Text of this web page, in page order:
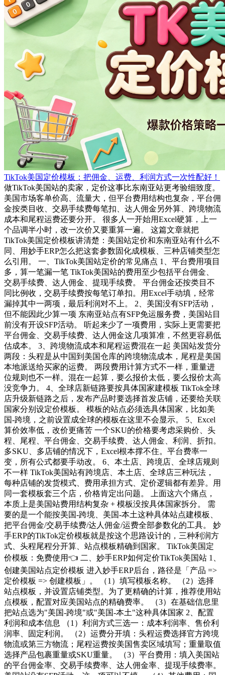
TikTok美国定价模板：把佣金、运费、利润方式一次性配好！
做TikTok美国站的卖家，定价这事比东南亚站更考验细致度。
美国市场客单价高、流量大，但平台费用结构也复杂，平台佣
金按类目收、交易手续费每笔扣、达人佣金另外算、跨境物流
成本和尾程运费还要分开。 很多人一开始用Excel硬算，上一
个品调半小时，改一次价又要重算一遍。 这篇文章就把
TikTok美国定价模板讲清楚：美国站定价和东南亚站有什么不
同、用妙手ERP怎么把这套参数固化成模板、三种店铺类型怎
么引用。 一、TikTok美国站定价的常见痛点 1、平台费用项目
多，算一笔漏一笔 TikTok美国站的费用至少包括平台佣金、
交易手续费、达人佣金、提现手续费。 平台佣金还按类目不
同比例收，交易手续费按每笔订单扣。用Excel手动填，经常
漏掉其中一两项，最后利润对不上。 2、美国没有SFP活动，
但不能因此少算一项 东南亚站点有SFP免运服务费，美国站目
前没有开设SFP活动。 听起来少了一项费用，实际上更需要把
平台佣金、交易手续费、达人佣金这几项算准，不然更容易低
估成本。 3、跨境物流成本和尾程运费混在一起 美国站发货分
两段：头程是从中国到美国仓库的跨境物流成本，尾程是美国
本地派送给买家的运费。 两段费用计算方式不一样，重量进
位规则也不一样。混在一起算，要么报价太低，要么报价太高
没竞争力。 4、全球店新链路要按具体国家建模板 TikTok全球
店升级新链路之后，发布产品时要选择首发店铺，还要给关联
国家分别设定价模板。 模板的站点必须选具体国家，比如美
国-跨境，之前设置成全球的模板在这里不会显示。 5、Excel
算价效率低，改价更痛苦 一个SKU的价格要考虑采购价、头
程、尾程、平台佣金、交易手续费、达人佣金、利润、折扣。
多SKU、多店铺的情况下，Excel根本撑不住。平台费率一
变，所有公式都要手动改。 6、本土店、跨境店、全球店规则
不一样 TikTok美国站有跨境店、本土店、全球店三种玩法，
每种店铺的发货模式、费用承担方式、定价逻辑都有差异。用
同一套模板套三个店，价格肯定出问题。 上面这六个痛点，
本质上是美国站费用结构复杂 + 模板没按具体国家拆分。 需
要的是一个能按美国-跨境、美国-本土这种具体站点建模板、
把平台佣金/交易手续费/达人佣金/运费全部参数化的工具。 妙
手ERP的TikTok定价模板就是按这个思路设计的，三种利润方
式、头程尾程分开算、站点模板精确到国家。 TikTok美国定
价模板：免费使用👈 二、妙手ERP如何定价TikTok美国站 1、
创建美国站点定价模板 进入妙手ERP后台，路径是「产品 =>
定价模板 => 创建模板」。 （1）填写模板名称。 （2）选择
站点模板，并设置店铺类型。为了更精确的计算，推荐使用站
点模板，配置对应美国站点的精确费率。 （3）在基础信息里
把站点选为"美国-跨境"或"美国-本土"这种具体国家 2、配置
利润和成本信息 （1）利润方式三选一：成本利润率、售价利
润率、固定利润。 （2）运费分开填：头程运费选择官方跨境
物流或第三方物流；尾程运费按美国售卖区域填写；重量取值
选择产品包裹重量或SKU重量。 （3）平台费用：填入美国站
的平台佣金率、交易手续费率、达人佣金率、提现手续费率。